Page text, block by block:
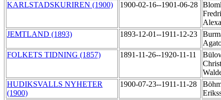
KARLSTADSKURIREN (1900)
1900-02-16--1901-06-28
JEMTLAND (1893)
1893-12-01--1911-12-23
FOLKETS TIDNING (1857)
1891-11-26--1920-11-11
HUDIKSVALLS NYHETER
(1900)
1900-07-23--1911-11-28